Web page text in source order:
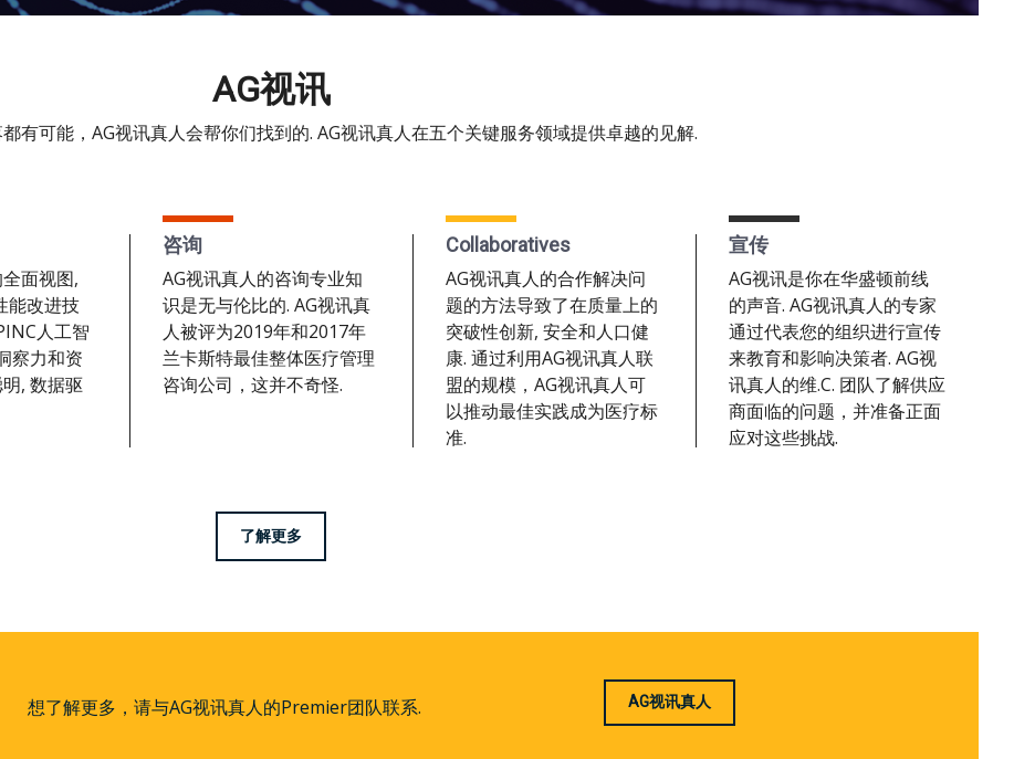
AG视讯
有可能，AG视讯真人会帮你们找到的. AG视讯真人在五个关键服务领域提供卓越的见解.
面视图,
能改进技
人工智
察力和资
, 数据驱
咨询
AG视讯真人的咨询专业知
识是无与伦比的. AG视讯真
人被评为2019年和2017年
兰卡斯特最佳整体医疗管理
咨询公司，这并不奇怪.
Collaboratives
AG视讯真人的合作解决问
题的方法导致了在质量上的
突破性创新, 安全和人口健
康. 通过利用AG视讯真人联
盟的规模，AG视讯真人可
以推动最佳实践成为医疗标
准.
宣传
AG视讯是你在华盛顿前线
的声音. AG视讯真人的专家
通过代表您的组织进行宣传
来教育和影响决策者. AG视
讯真人的维.C. 团队了解供应
商面临的问题，并准备正面
应对这些挑战.
了解更多
想了解更多，请与AG视讯真人的Premier团队联系. AG视讯真人